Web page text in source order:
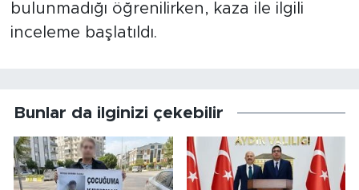
bulunmadığı öğrenilirken, kaza ile ilgili
inceleme başlatıldı.
Bunlar da ilginizi çekebilir